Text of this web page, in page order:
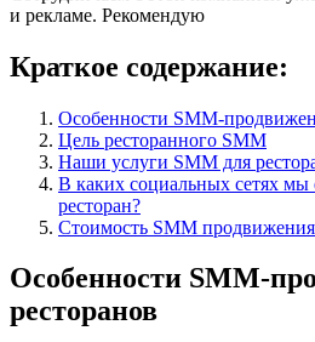
и рекламе. Рекомендую
Краткое содержание:
Особенности SMM-
Цель ресторанного SMM
Наши услуги SMM для
В каких социальных сетях
ресторан?
Стоимость SMM продвижения
Особенности SMM-
ресторанов